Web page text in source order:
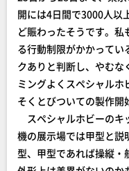
開には4日間で3000人以
ど賑わったそうです。
る行動制限がかかって
クありと判断し、やむな
ミングよくスペシャル
そくとびついての製作開
スペシャルホビーのキ
機の展示場では甲型と説
型、甲型であれば操縦